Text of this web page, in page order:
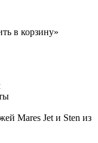
в корзину»
Mares Jet и Sten из